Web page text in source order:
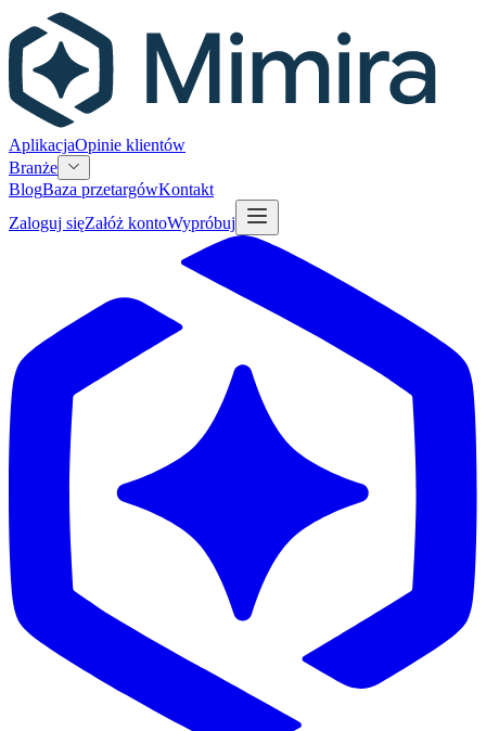
AplikacjaOpinie klientów
Branże
BlogBaza przetargówKontakt
Zaloguj sięZałóż kontoWypróbuj